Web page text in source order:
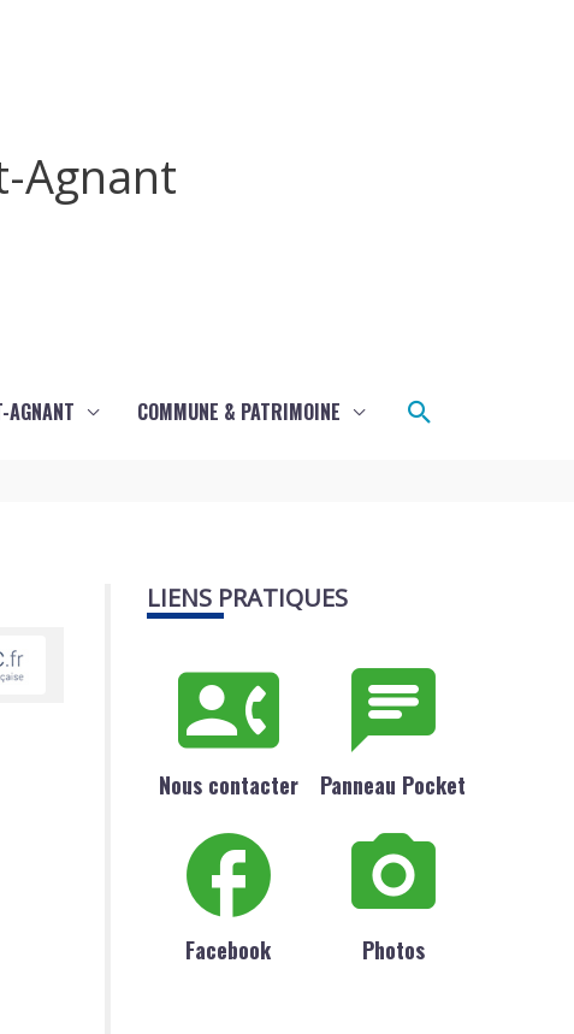
Agnant
AGNANT COMMUNE & PATRIMOINE Rechercher
LIENS PRATIQUES
Nous contacter Panneau Pocket
Facebook Photos